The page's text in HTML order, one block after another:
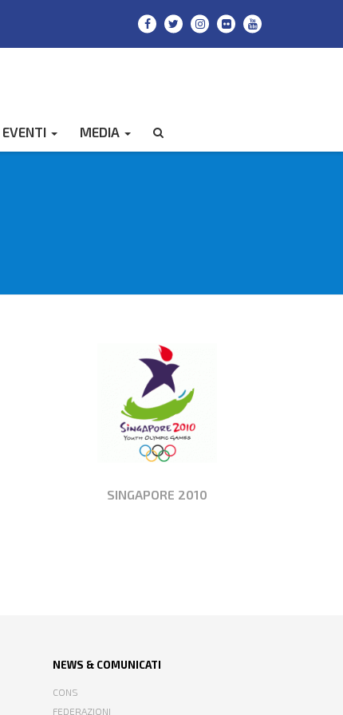
EVENTI MEDIA
SINGAPORE 2010
NEWS & COMUNICATI
CONS
FEDERAZIONI